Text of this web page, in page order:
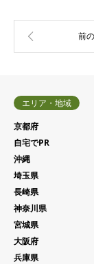
エリア・地域
京都府
自宅でPR
沖縄
埼玉県
長崎県
神奈川県
宮城県
大阪府
兵庫県